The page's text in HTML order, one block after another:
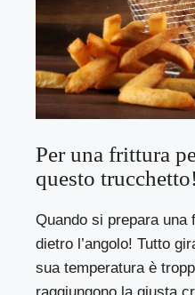
Per una frittura
questo
Quando si prepara
dietro l’angolo! Tutto
sua temperatura è
raggiungono la giusta